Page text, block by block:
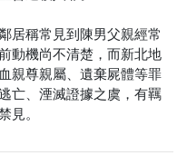
居稱常見到陳男父親經常
動機尚不清楚，而新北地
親尊親屬、遺棄屍體等罪
亡、湮滅證據之虞，有羈
見。